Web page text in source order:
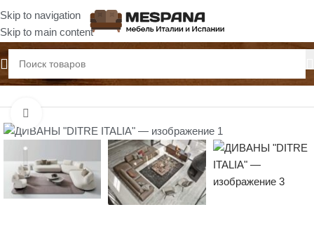
Skip to navigation
Skip to main content
Главная Диваны